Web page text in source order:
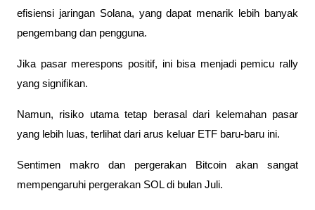
efisiensi jaringan Solana, yang dapat menarik lebih banyak
pengembang dan pengguna.
Jika pasar merespons positif, ini bisa menjadi pemicu rally
yang signifikan.
Namun, risiko utama tetap berasal dari kelemahan pasar
yang lebih luas, terlihat dari arus keluar ETF baru-baru ini.
Sentimen makro dan pergerakan Bitcoin akan sangat
mempengaruhi pergerakan SOL di bulan Juli.